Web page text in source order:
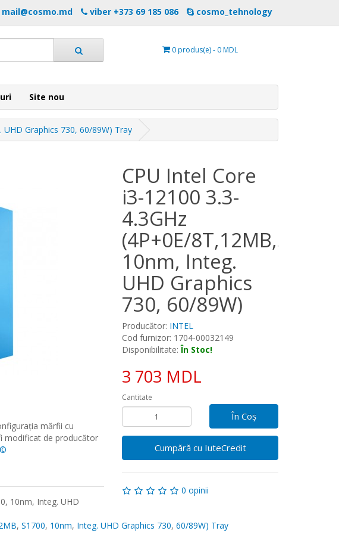
mail@cosmo.md viber +373 69 185 086 cosmo_tehnology
0 produs(e) - 0 MDL
Site nou
Graphics 730, 60/89W) Tray
mărfii cu
modificat de producător
10nm, Integ. UHD
CPU Intel Core
i3-12100 3.3-
4.3GHz
(4P+0E/8T,12MB,S1700,
10nm, Integ.
UHD Graphics
730, 60/89W)
Tray
Producător: INTEL
Cod furnizor: 1704-00032149
Disponibilitate:În Stoc!
3 703 MDL
Cantitate
În Coş
Cumpără cu IuteCredit
0 opinii
, S1700, 10nm, Integ. UHD Graphics 730, 60/89W) Tray